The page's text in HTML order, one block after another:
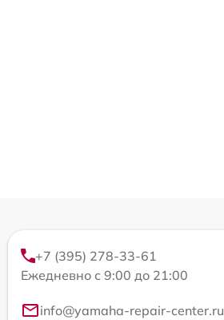
+7 (395) 278-33-61
Ежедневно с 9:00 до 21:00
info@yamaha-repair-center.ru